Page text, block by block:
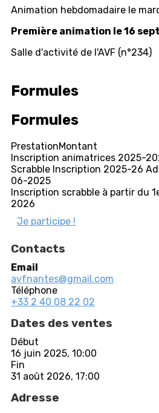
Animation hebdomadaire le
Première animation le 16
Salle d'activité de l'AVF (n°234)
Formules
Formules
PrestationMontant
Inscription animatrices 2025-
Scrabble Inscription 2025-26
06-2025
Inscription scrabble à partir du
2026
Je participe !
Contacts
Email
avfnantes@gmail.com
Téléphone
+33 2 40 08 22 02
Dates des ventes
Début
16 juin 2025, 10:00
Fin
31 août 2026, 17:00
Adresse